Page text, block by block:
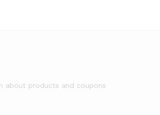
about products and coupons